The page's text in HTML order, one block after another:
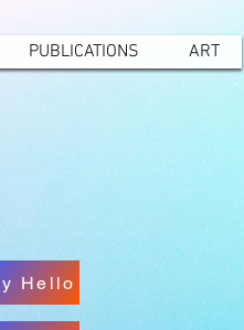
PUBLICATIONS ART
Hello